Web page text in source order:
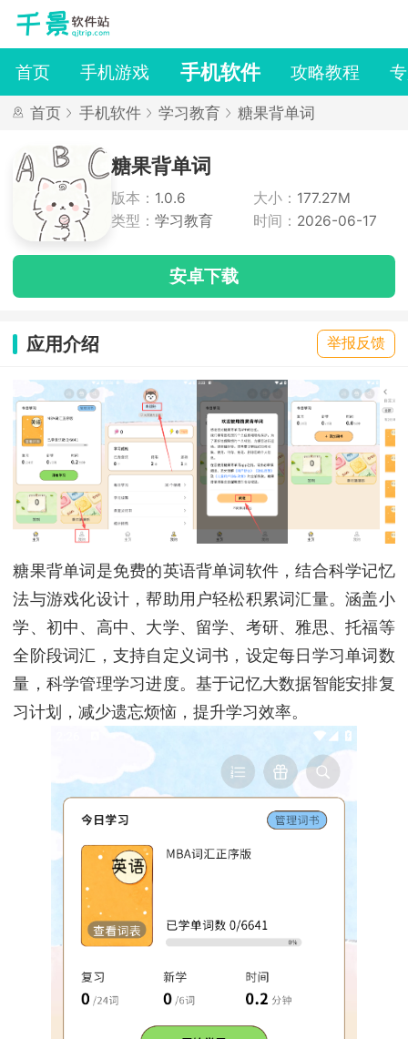
首页 手机游戏 手机软件 攻略教程
首页 手机软件 学习教育 糖果背单词
糖果背单词
版本： 1.0.6 大小： 177.27M
类型： 学习教育 时间： 2026-06-17
安卓下载
应用介绍 举报反馈
糖果背单词是免费的英语背单词软件，结合科学记忆
法与游戏化设计，帮助用户轻松积累词汇量。涵盖小
学、初中、高中、大学、留学、考研、雅思、托福等
全阶段词汇，支持自定义词书，设定每日学习单词数
量，科学管理学习进度。基于记忆大数据智能安排复
习计划，减少遗忘烦恼，提升学习效率。